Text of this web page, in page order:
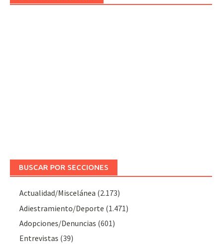
BUSCAR POR SECCIONES
Actualidad/Miscelánea (2.173)
Adiestramiento/Deporte (1.471)
Adopciones/Denuncias (601)
Entrevistas (39)